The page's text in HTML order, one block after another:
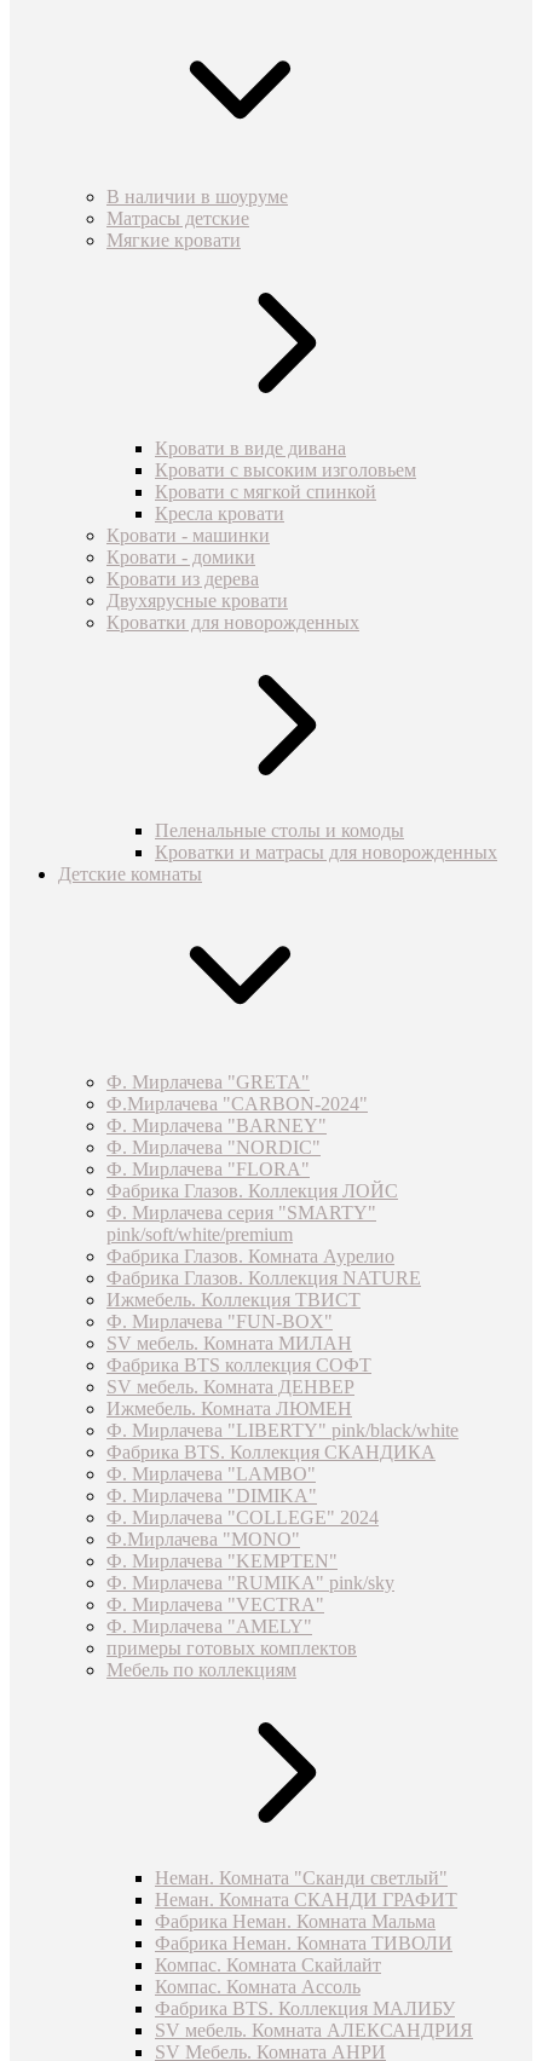
В наличии в шоуруме
Матрасы детские
Мягкие кровати
Кровати в виде дивана
Кровати с высоким изголовьем
Кровати с мягкой спинкой
Кресла кровати
Кровати - машинки
Кровати - домики
Кровати из дерева
Двухярусные кровати
Кроватки для новорожденных
Пеленальные столы и комоды
Кроватки и матрасы для новорожденных
Детские комнаты
Ф. Мирлачева "GRETA"
Ф.Мирлачева "CARBON-2024"
Ф. Мирлачева "BARNEY"
Ф. Мирлачева "NORDIC"
Ф. Мирлачева "FLORA"
Фабрика Глазов. Коллекция ЛОЙС
Ф. Мирлачева серия "SMARTY"
pink/soft/white/premium
Фабрика Глазов. Комната Аурелио
Фабрика Глазов. Коллекция NATURE
Ижмебель. Коллекция ТВИСТ
Ф. Мирлачева "FUN-BOX"
SV мебель. Комната МИЛАН
Фабрика BTS коллекция СОФТ
SV мебель. Комната ДЕНВЕР
Ижмебель. Комната ЛЮМЕН
Ф. Мирлачева "LIBERTY" pink/black/white
Фабрика BTS. Коллекция СКАНДИКА
Ф. Мирлачева "LAMBO"
Ф. Мирлачева "DIMIKA"
Ф. Мирлачева "COLLEGE" 2024
Ф.Мирлачева "MONO"
Ф. Мирлачева "KEMPTEN"
Ф. Мирлачева "RUMIKA" pink/sky
Ф. Мирлачева "VECTRA"
Ф. Мирлачева "AMELY"
примеры готовых комплектов
Мебель по коллекциям
Неман. Комната "Сканди светлый"
Неман. Комната СКАНДИ ГРАФИТ
Фабрика Неман. Комната Мальма
Фабрика Неман. Комната ТИВОЛИ
Компас. Комната Скайлайт
Компас. Комната Ассоль
Фабрика BTS. Коллекция МАЛИБУ
SV мебель. Комната АЛЕКСАНДРИЯ
SV Мебель. Комната АНРИ